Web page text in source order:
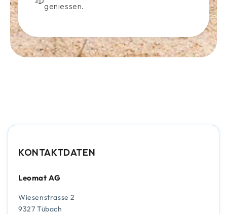
geniessen.
KONTAKTDATEN
Leomat AG
Wiesenstrasse 2
9327 Tübach